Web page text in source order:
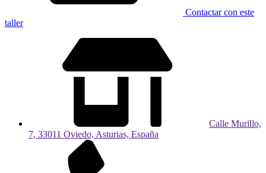
Contactar con este
taller
Calle Murillo,
7, 33011 Oviedo, Asturias, España